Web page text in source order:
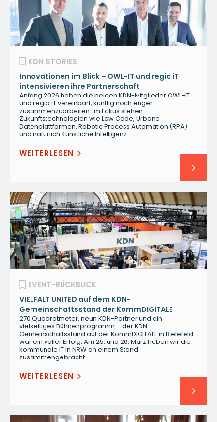
KDN STORIES
Innovationen im Blick – OWL-IT und regio iT
intensivieren ihre Partnerschaft
Anfang 2026 haben die beiden KDN-Mitglieder OWL-IT
und regio iT vereinbart, künftig noch enger
zusammenzuarbeiten. Im Fokus stehen
Zukunftstechnologien wie Low Code, Urbane
Datenplattformen, Robotic Process Automation (RPA)
und natürlich Künstliche Intelligenz.
WEITERLESEN
EVENT-RÜCKBLICK
VIELFALT UNITED auf dem KDN-
Gemeinschaftsstand der KommDIGITALE
270 Quadratmeter, neun KDN-Partner und ein
vielseitiges Bühnenprogramm – der KDN-
Gemeinschaftsstand auf der KommDIGITALE in Bielefeld
war ein voller Erfolg. Am 25. und 26. März haben wir die
kommunale IT in NRW an einem Stand
zusammengebracht.
WEITERLESEN